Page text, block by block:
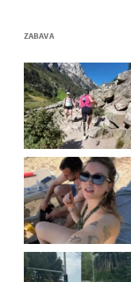
ZABAVA